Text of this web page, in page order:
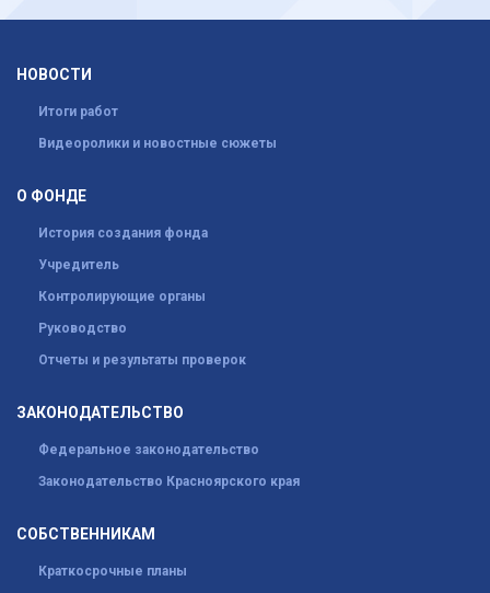
НОВОСТИ
Итоги работ
Видеоролики и новостные сюжеты
О ФОНДЕ
История создания фонда
Учредитель
Контролирующие органы
Руководство
Отчеты и результаты проверок
ЗАКОНОДАТЕЛЬСТВО
Федеральное законодательство
Законодательство Красноярского края
СОБСТВЕННИКАМ
Краткосрочные планы